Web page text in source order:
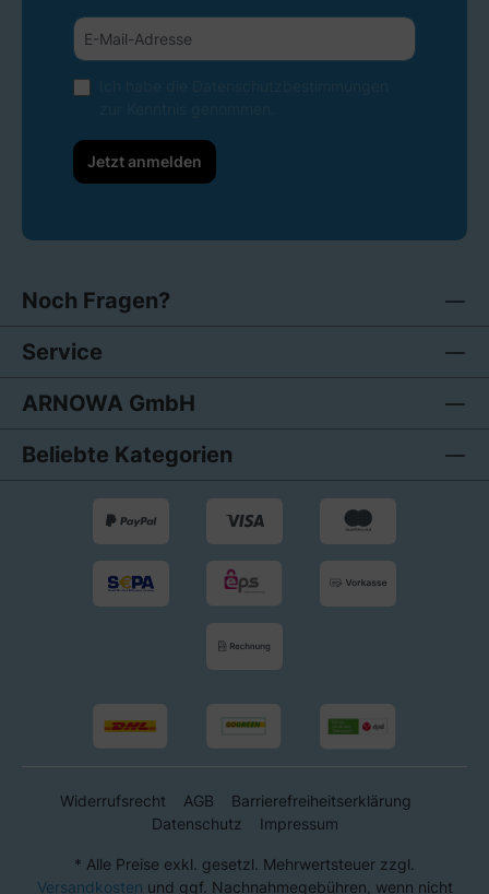
Jetzt anmelden
Noch Fragen?
Service
ARNOWA GmbH
Beliebte Kategorien
Widerrufsrecht AGB
Barrierefreiheitserklärung
Datenschutz
Impressum
* Alle Preise exkl. gesetzl. Mehrwertsteuer zzgl.
Versandkosten und ggf. Nachnahmegebühren, wenn nicht